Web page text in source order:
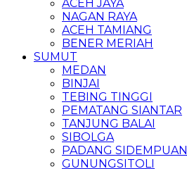
ACEH JAYA
NAGAN RAYA
ACEH TAMIANG
BENER MERIAH
SUMUT
MEDAN
BINJAI
TEBING TINGGI
PEMATANG SIANTAR
TANJUNG BALAI
SIBOLGA
PADANG SIDEMPUAN
GUNUNGSITOLI